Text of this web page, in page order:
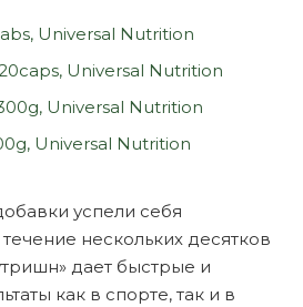
Universal Nutrition
Universal Nutrition
Universal Nutrition
Universal Nutrition
успели себя
нескольких десятков
дает быстрые и
как в спорте, так и в